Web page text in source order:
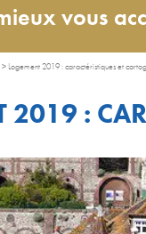
vous
> Logement 2019 : caractéristiques et
2019 :